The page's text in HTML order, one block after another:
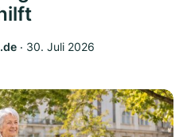
‧ 30. Juli 2026